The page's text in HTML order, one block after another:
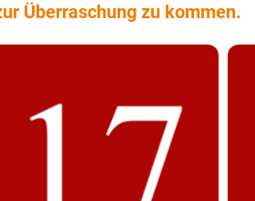
Überraschung zu kommen.